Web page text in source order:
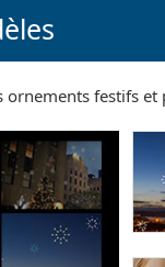
ornements festifs